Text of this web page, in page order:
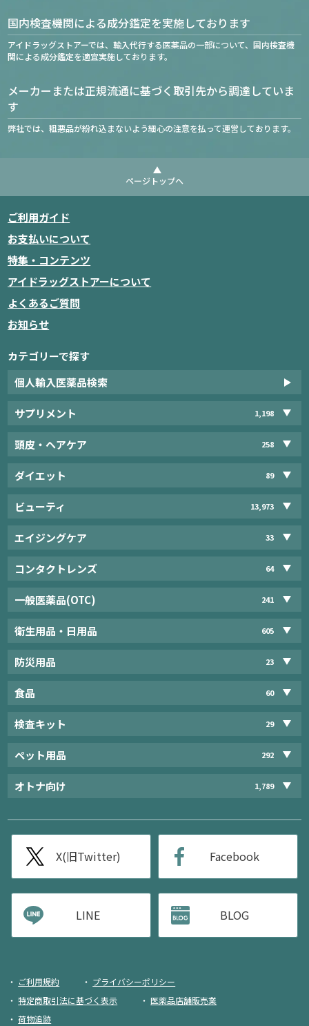
国内検査機関による成分鑑定を実施しております
アイドラッグストアーでは、輸入代行する医薬品の一部について、国内検査機
関による成分鑑定を適宜実施しております。
メーカーまたは正規流通に基づく取引先から調達していま
す
弊社では、粗悪品が紛れ込まないよう細心の注意を払って運営しております。
ページトップへ
ご利用ガイド
お支払いについて
特集・コンテンツ
アイドラッグストアーについて
よくあるご質問
お知らせ
カテゴリーで探す
個人輸入医薬品検索
サプリメント 1,198
頭皮・ヘアケア 258
ダイエット 89
ビューティ 13,973
エイジングケア 33
コンタクトレンズ 64
一般医薬品(OTC) 241
衛生用品・日用品 605
防災用品 23
食品 60
検査キット 29
ペット用品 292
オトナ向け 1,789
X(旧Twitter) Facebook
LINE BLOG
ご利用規約
プライバシーポリシー
特定商取引法に基づく表示
医薬品店舗販売業
荷物追跡